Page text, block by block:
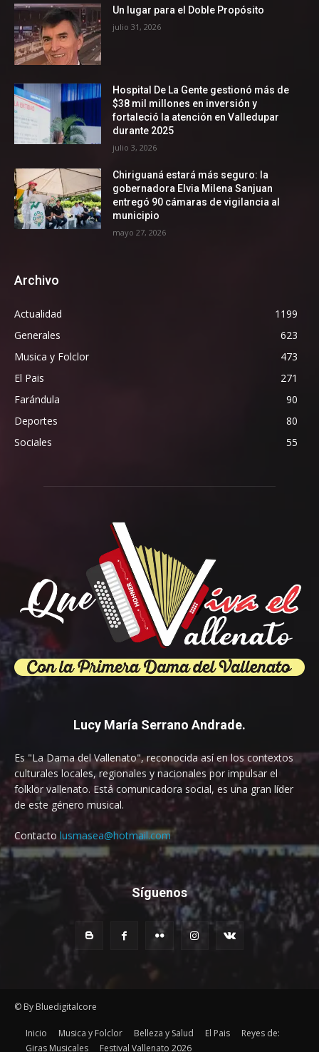
Un lugar para el Doble Propósito
julio 31, 2026
Hospital De La Gente gestionó más de
$38 mil millones en inversión y
fortaleció la atención en Valledupar
durante 2025
julio 3, 2026
Chiriguaná estará más seguro: la
gobernadora Elvia Milena Sanjuan
entregó 90 cámaras de vigilancia al
municipio
mayo 27, 2026
Archivo
Actualidad
1199
Generales
623
Musica y Folclor
473
El Pais
271
Farándula
90
Deportes
80
Sociales
55
Lucy María Serrano Andrade.
Es "La Dama del Vallenato", reconocida así en los contextos
culturales locales, regionales y nacionales por impulsar el
folklor vallenato. Está comunicadora social, es una gran líder
de este género musical.
Contacto lusmasea@hotmail.com
Síguenos
© By Bluedigitalcore
Inicio Musica y Folclor Belleza y Salud El Pais
Reyes de:
Giras Musicales
Festival Vallenato 2026